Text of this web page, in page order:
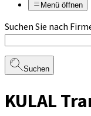
Menü öffnen
Suchen Sie nach
Suchen
KULAL